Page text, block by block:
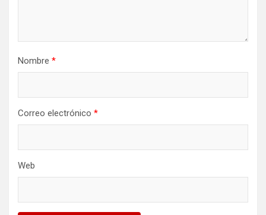
Nombre *
Correo electrónico *
Web